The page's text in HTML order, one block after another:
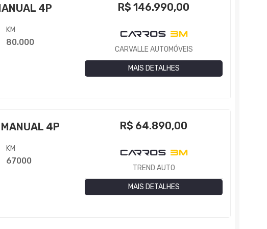
4P
KM
80.000
R$146.990,00
CARVALLE AUTOMÓVEIS
MAIS DETALHES
MANUAL 4P
KM
67000
R$ 64.890,00
TREND AUTO
MAIS DETALHES